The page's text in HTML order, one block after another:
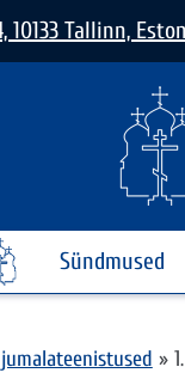
10133 Tallinn,
Sündmused
»